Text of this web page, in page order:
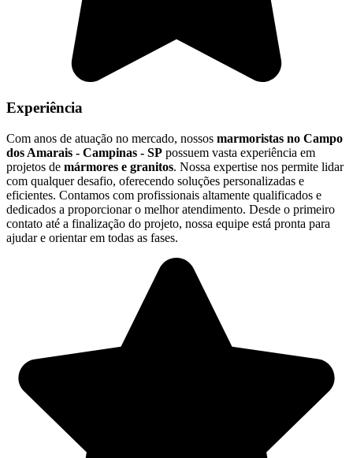
Experiência
Com anos de atuação no mercado, nossos marmoristas no Campo
dos Amarais - Campinas - SP possuem vasta experiência em
projetos de mármores e granitos. Nossa expertise nos permite lidar
com qualquer desafio, oferecendo soluções personalizadas e
eficientes. Contamos com profissionais altamente qualificados e
dedicados a proporcionar o melhor atendimento. Desde o primeiro
contato até a finalização do projeto, nossa equipe está pronta para
ajudar e orientar em todas as fases.